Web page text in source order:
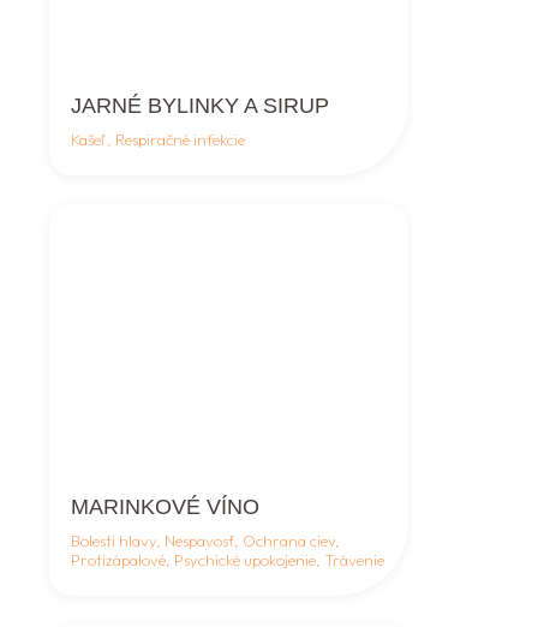
JARNÉ BYLINKY A SIRUP
Kašeľ, Respiračné infekcie
MARINKOVÉ VÍNO
Bolesti hlavy, Nespavosť, Ochrana ciev,
Protizápalové, Psychické upokojenie, Trávenie